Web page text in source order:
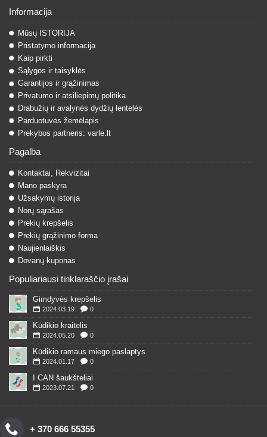
Informacija
Mūsų ISTORIJA
Pristatymo informacija
Kaip pirkti
Sąlygos ir taisyklės
Garantijos ir grąžinimas
Privatumo ir atsiliepimų politika
Drabužių ir avalynės dydžių lentelės
Parduotuvės žemėlapis
Prekybos partneris: varle.lt
Pagalba
Kontaktai, Rekvizitai
Mano paskyra
Užsakymų istorija
Norų sąrašas
Prekių krepšelis
Prekių grąžinimo forma
Naujienlaiškis
Dovanų kuponas
Populiariausi tinklaraščio įrašai
Gimdyvės krepšelis
2024.03.19 0
Kūdikio kraitelis
2024.05.20 0
Kūdikio ramaus miego paslaptys
2024.01.17 0
I CAN šaukšteliai
2023.07.21 0
+ 370 666 55355